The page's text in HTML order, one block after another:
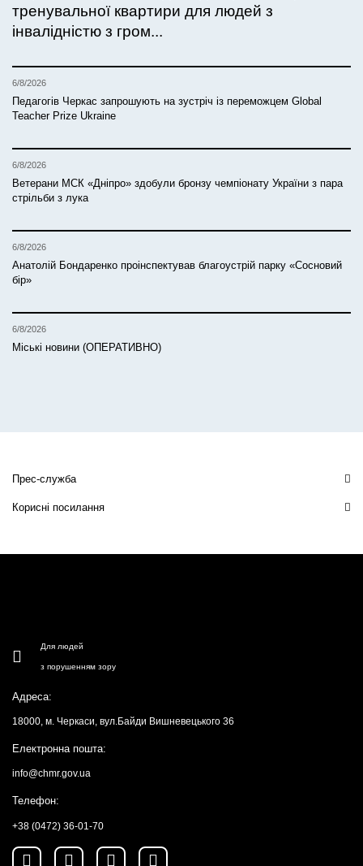
тренувальної квартири для людей з
інвалідністю з гром...
6/8/2026
Педагогів Черкас запрошують на зустріч із переможцем Global
Teacher Prize Ukraine
6/8/2026
Ветерани МСК «Дніпро» здобули бронзу чемпіонату України з пара
стрільби з лука
6/8/2026
Анатолій Бондаренко проінспектував благоустрій парку «Сосновий
бір»
6/8/2026
Міські новини (ОПЕРАТИВНО)
Прес-служба
Корисні посилання
Для людей
з порушенням зору
Адреса:
18000, м. Черкаси, вул.Байди Вишневецького 36
Електронна пошта:
info@chmr.gov.ua
Телефон:
+38 (0472) 36-01-70